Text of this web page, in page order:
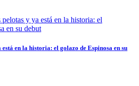
en la historia: el golazo de Espinosa en su